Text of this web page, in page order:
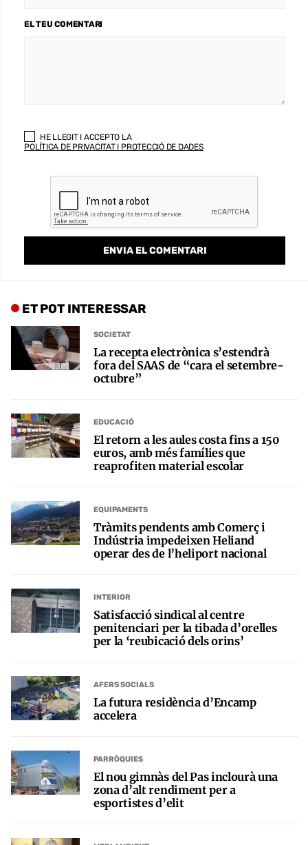
EL TEU COMENTARI
HE LLEGIT I ACCEPTO LA
POLÍTICA DE PRIVACITAT I PROTECCIÓ DE DADES
ET POT INTERESSAR
SOCIETAT
La recepta electrònica s’estendrà
fora del SAAS de “cara el setembre-
octubre”
EDUCACIÓ
El retorn a les aules costa fins a 150
euros, amb més famílies que
reaprofiten material escolar
EQUIPAMENTS
Tràmits pendents amb Comerç i
Indústria impedeixen Heliand
operar des de l’heliport nacional
INTERIOR
Satisfacció sindical al centre
penitenciari per la tibada d’orelles
per la ‘reubicació dels orins’
AFERS SOCIALS
La futura residència d’Encamp
accelera
PARRÒQUIES
El nou gimnàs del Pas inclourà una
zona d’alt rendiment per a
esportistes d’elit